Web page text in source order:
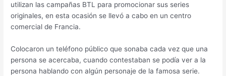
utilizan las campañas BTL para promocionar sus series
originales, en esta ocasión se llevó a cabo en un centro
comercial de Francia.
Colocaron un teléfono público que sonaba cada vez que una
persona se acercaba, cuando contestaban se podía ver a la
persona hablando con algún personaje de la famosa serie.